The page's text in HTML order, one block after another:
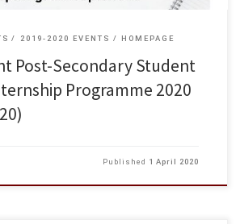
2019-2020 EVENTS HOMEPAGE
Post-Secondary Student
Programme 2020
Published 1 April 2020